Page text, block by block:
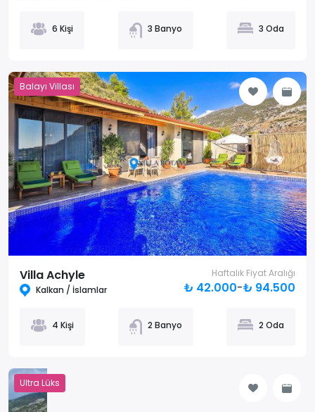
6 Kişi 3 Banyo 3 Oda
Balayı Villası
Villa Achyle
Kalkan / İslamlar
Haftalık Fiyat Aralığı
₺ 42.000-₺ 94.500
4 Kişi 2 Banyo 2 Oda
Ultra Lüks